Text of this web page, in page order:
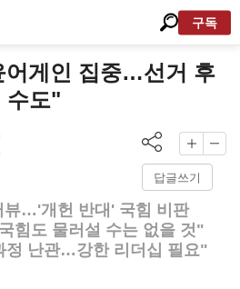
구독
어게인 집중…선거 후
수도"
답글쓰기
뷰…'개헌 반대' 국힘 비판
힘도 물러설 수는 없을 것"
정 난관…강한 리더십 필요"